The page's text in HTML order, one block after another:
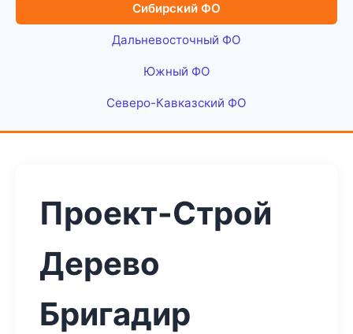
Сибирский ФО
Дальневосточный ФО
Южный ФО
Северо-Кавказский ФО
Проект-Строй
Дерево
Бригадир